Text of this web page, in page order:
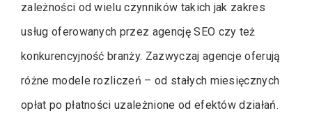
zależności od wielu czynników takich jak zakres
usług oferowanych przez agencję SEO czy też
konkurencyjność branży. Zazwyczaj agencje oferują
różne modele rozliczeń – od stałych miesięcznych
opłat po płatności uzależnione od efektów działań.